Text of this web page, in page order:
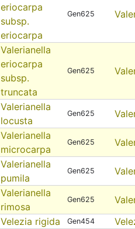
eriocarpa
subsp.
eriocarpa
Gen625
Valerianella
eriocarpa
subsp.
truncata
Gen625
Valerianella
locusta
Gen625
Valerianella
microcarpa
Gen625
Valerianella
pumila
Gen625
Valerianella
rimosa
Gen625
Velezia rigida Gen454